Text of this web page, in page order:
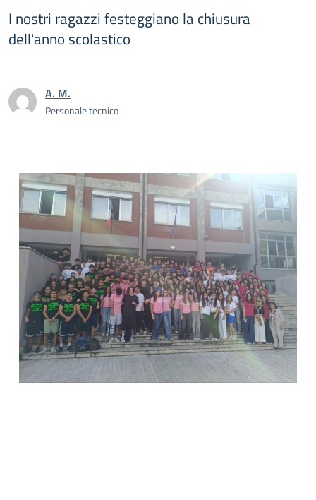
I nostri ragazzi festeggiano la chiusura
dell'anno scolastico
A. M.
Personale tecnico